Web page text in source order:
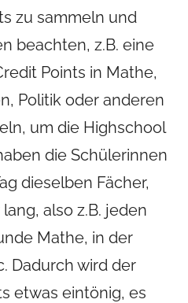
zu sammeln und
beachten, z.B. eine
Points in Mathe,
Politik oder anderen
um die Highschool
die Schülerinnen
dieselben Fächer,
also z.B. jeden
Mathe, in der
Dadurch wird der
etwas eintönig, es